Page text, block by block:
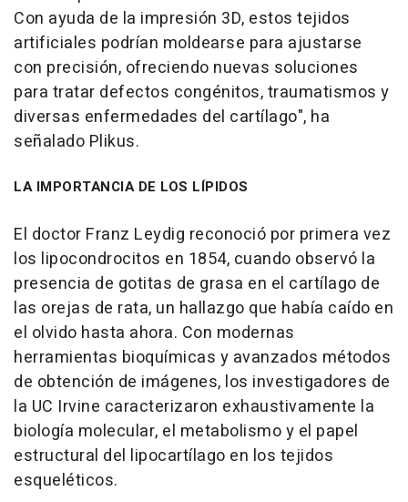
Con ayuda de la impresión 3D, estos tejidos
artificiales podrían moldearse para ajustarse
con precisión, ofreciendo nuevas soluciones
para tratar defectos congénitos, traumatismos y
diversas enfermedades del cartílago", ha
señalado Plikus.
LA IMPORTANCIA DE LOS LÍPIDOS
El doctor Franz Leydig reconoció por primera vez
los lipocondrocitos en 1854, cuando observó la
presencia de gotitas de grasa en el cartílago de
las orejas de rata, un hallazgo que había caído en
el olvido hasta ahora. Con modernas
herramientas bioquímicas y avanzados métodos
de obtención de imágenes, los investigadores de
la UC Irvine caracterizaron exhaustivamente la
biología molecular, el metabolismo y el papel
estructural del lipocartílago en los tejidos
esqueléticos.